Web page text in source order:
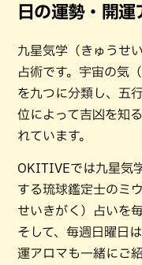
日の運勢・開運
九星気学（きゅうせ
占術です。宇宙の気
を九つに分類し、五
位によって吉凶を知
れています。
OKITIVEでは九星気
する琉球鑑定士のミ
せいきがく）占いを
そして、毎週日曜日
運アロマも一緒にご紹